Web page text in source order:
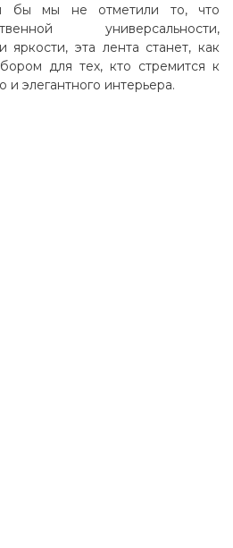
бы мы не отметили то, что
универсальности,
яркости, эта лента станет, как
для тех, кто стремится к
элегантного интерьера.